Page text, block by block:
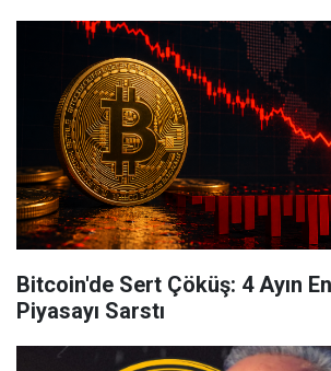
Bitcoin'de Sert Çöküş: 4 Ayın
Piyasayı Sarstı